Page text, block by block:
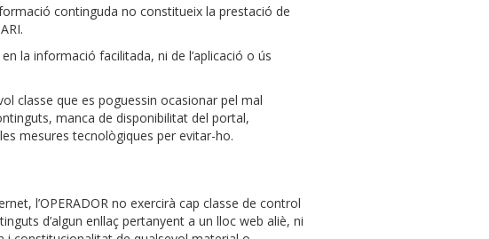
continguda no constitueix la prestació de
la informació facilitada, ni de l’aplicació o ús
classe que es poguessin ocasionar pel mal
manca de disponibilitat del portal,
mesures tecnològiques per evitar-ho.
l’OPERADOR no exercirà cap classe de control
d’algun enllaç pertanyent a un lloc web aliè, ni